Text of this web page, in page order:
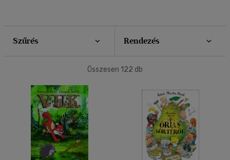
Nyelv szerint
Szűrés Rendezés
Összesen 122 db